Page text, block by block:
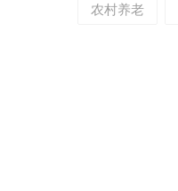
农村养老